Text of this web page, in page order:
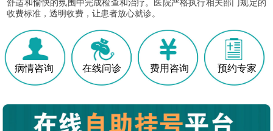
舒适和愉快的氛围中完成检查和治疗。医院严格执行相关部门规定的
收费标准，透明收费，让患者放心就诊。
病情咨询 在线问诊 费用咨询 预约专家